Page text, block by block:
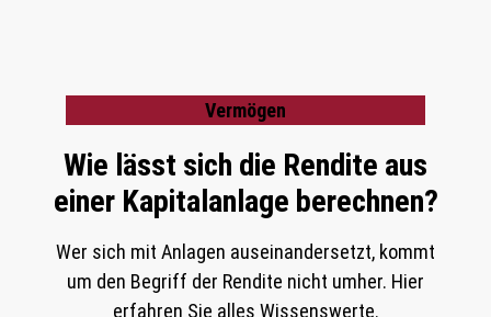
Vermögen
Wie lässt sich die Rendite aus
einer Kapitalanlage berechnen?
Wer sich mit Anlagen auseinandersetzt, kommt
um den Begriff der Rendite nicht umher. Hier
erfahren Sie alles Wissenswerte.